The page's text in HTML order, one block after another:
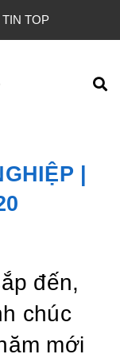
TOP
|
đến,
chúc
mới